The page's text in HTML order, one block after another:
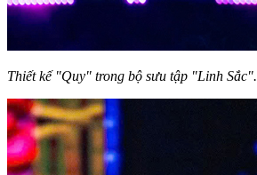
Thiết kế "Quy" trong bộ sưu tập "Linh Sắc".